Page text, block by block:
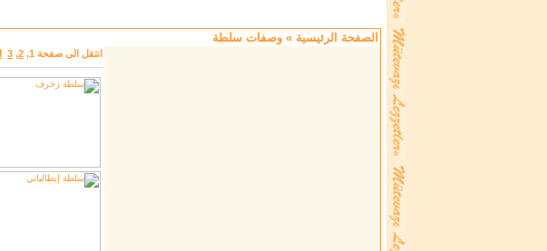
الصفحة الرئيسية » وصفات سلطة
انتقل الى صفحة 1
,
2
,
3